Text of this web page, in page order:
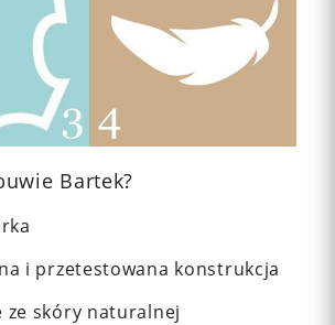
Bartek?
i przetestowana konstrukcja
ze skóry naturalnej